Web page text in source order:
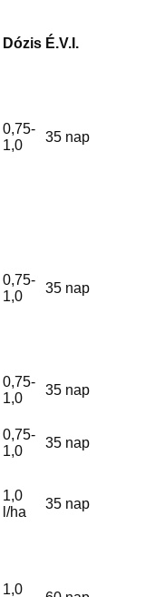
Dózis É.V.I.
0,75-
1,0
35 nap
0,75-
1,0
35 nap
0,75-
1,0
35 nap
0,75-
1,0
35 nap
1,0
l/ha
35 nap
1,0